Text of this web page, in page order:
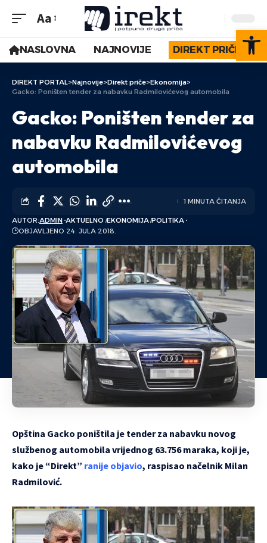
Aa
NASLOVNA NAJNOVIJE DIREKT PRIČE
DIREKT PORTAL>Najnovije>Direkt priče>Ekonomija>
Gacko: Poništen tender za nabavku Radmilovićevog automobila
Gacko: Poništen tender za
nabavku Radmilovićevog
automobila
AUTOR:ADMIN AKTUELNO EKONOMIJA POLITIKA
OBJAVLJENO 24. JULA 2018.
1 MINUTA ČITANJA
Opština Gacko poništila je tender za nabavku novog
službenog automobila vrijednog 63.756 maraka, koji je,
kako je “Direkt” ranije objavio, raspisao načelnik Milan
Radmilović.